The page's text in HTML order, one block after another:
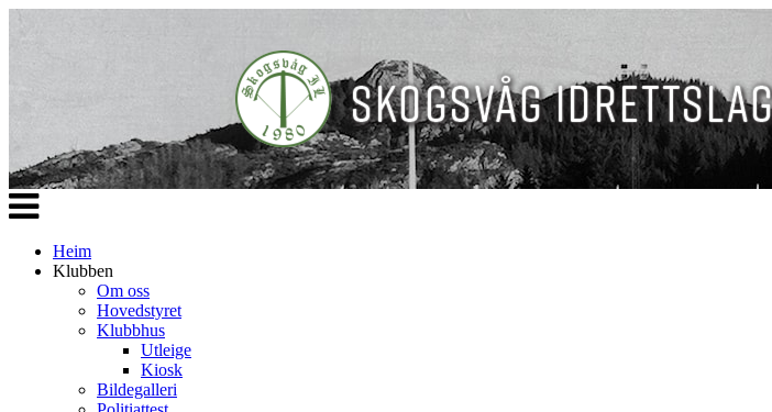
Veksle
navigasjon
Heim
Klubben
Om oss
Hovedstyret
Klubbhus
Utleige
Kiosk
Bildegalleri